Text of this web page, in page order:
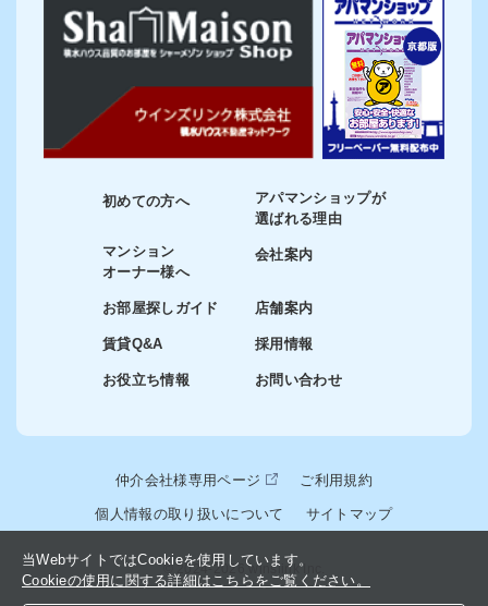
初めての方へ
マンション
オーナー様へ
お部屋探しガイド
賃貸Q&A
お役立ち情報
アパマンショップが
選ばれる理由
会社案内
店舗案内
採用情報
お問い合わせ
仲介会社様専用ページ ご利用規約
個人情報の取り扱いについて サイトマップ
© 2024-2026 winslink Inc.
当WebサイトではCookieを使用しています。
Cookieの使用に関する詳細はこちらをご覧ください。